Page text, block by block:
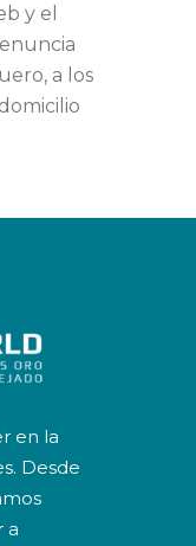
y el
a los
en la
Desde
a